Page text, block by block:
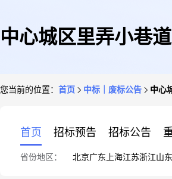
中心城区里弄小巷
您当前的位置： 首页 中标｜废标公告 中心
首页 招标预告 招标公告
省份地区： 北京广东 上海江苏浙江山东